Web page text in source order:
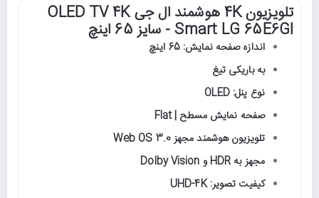
تلویزیون 4K هوشمند ال جی OLED TV 4K
Smart LG 65E6GI - سایز 65 اینچ
اندازه صفحه نمایش: 65 اینچ
به باریکی تیغ
نوع پنل: OLED
صفحه نمایش مسطح | Flat
تلویزیون هوشمند مجهز Web OS 3.0
مجهز به HDR و Dolby Vision
کیفیت تصویر: UHD-4K